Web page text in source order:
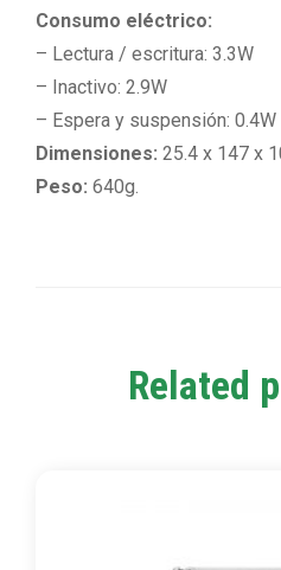
Consumo eléctrico:
– Lectura / escritura: 3.3W
– Inactivo: 2.9W
– Espera y suspensión: 0.4W
Dimensiones: 25.4 x 147 x
Peso: 640g.
Related